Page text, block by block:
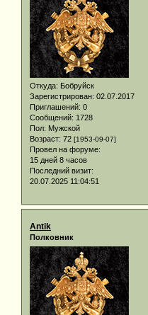
Откуда: Бобруйск
Зарегистрирован: 02.07.2017
Приглашений: 0
Сообщений: 1728
Пол: Мужской
Возраст: 72 [1953-09-07]
Провел на форуме:
15 дней 8 часов
Последний визит:
20.07.2025 11:04:51
Antik
Полковник